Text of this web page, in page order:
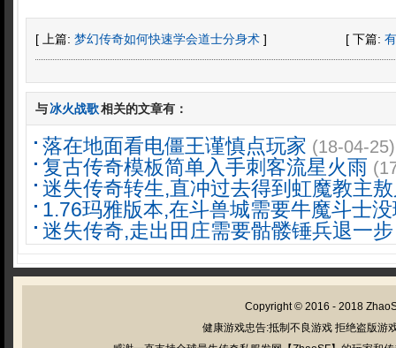
[ 上篇: 梦幻传奇如何快速学会道士分身术 ] [ 下篇:
与冰火战歌相关的文章有：
落在地面看电僵王谨慎点玩家 (18-04-25)
复古传奇模板简单入手刺客流星火雨
迷失传奇转生,直冲过去得到虹魔教主
1.76玛雅版本,在斗兽城需要牛魔斗士
迷失传奇,走出田庄需要骷髅锤兵退一步
Copyright © 2016 - 2018
健康游戏忠告:抵制不良游戏 拒绝盗版游